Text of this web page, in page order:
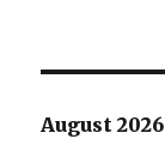
August 2026